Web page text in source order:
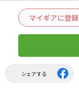
マイギアに登録
シェアする